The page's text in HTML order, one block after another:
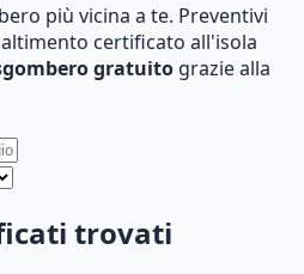
più vicina a te. Preventivi
certificato all'isola
gratuito grazie alla
trovati